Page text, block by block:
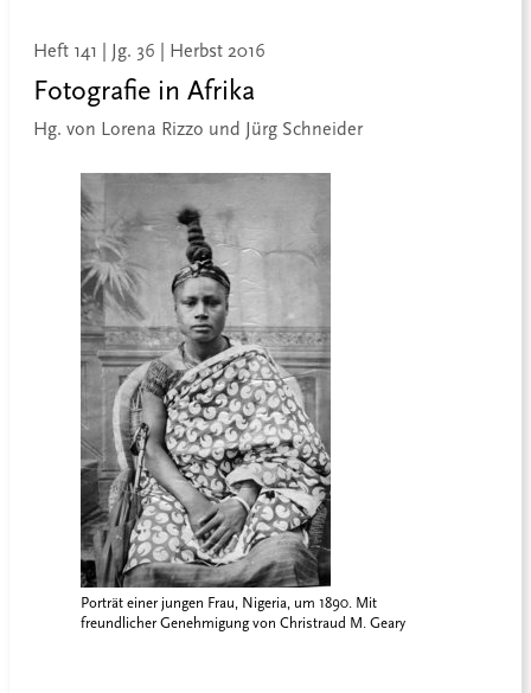
Porträt einer jungen Frau, Nigeria, um 1890. Mit
freundlicher Genehmigung von Christraud M. Geary
Heft 141 | Jg. 36 | Herbst 2016
Fotografie in Afrika
Hg. von Lorena Rizzo und Jürg Schneider